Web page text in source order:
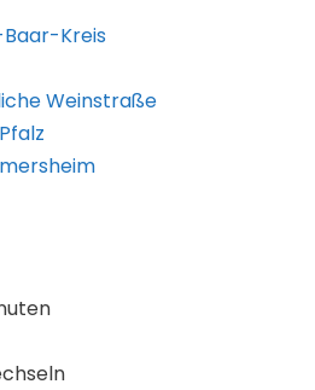
Kreis
Weinstraße